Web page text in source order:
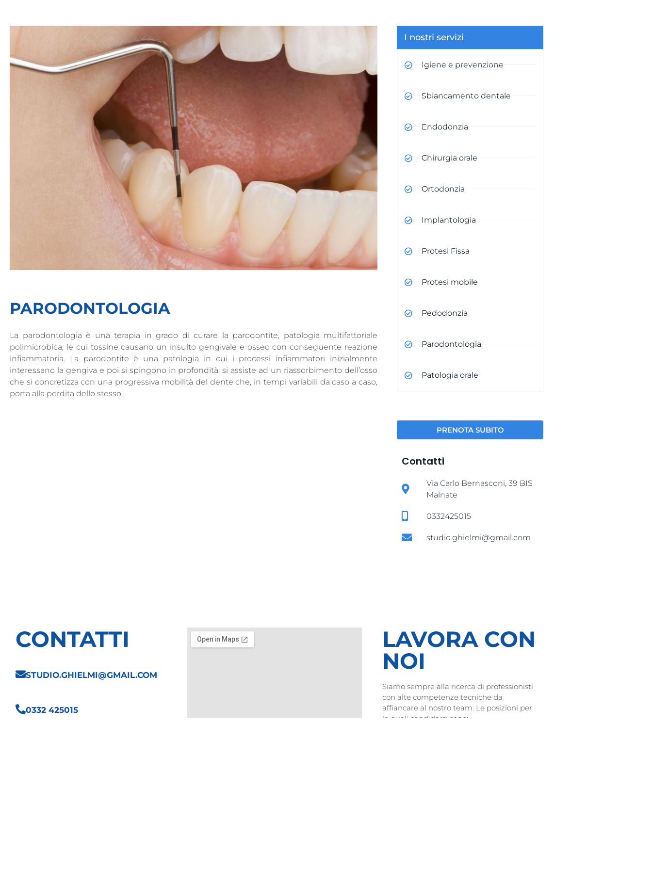
PARODONTOLOGIA
La parodontologia è una terapia in grado di curare la parodontite, patologia multifattoriale
polimicrobica, le cui tossine causano un insulto gengivale e osseo con conseguente reazione
infiammatoria. La parodontite è una patologia in cui i processi infiammatori inizialmente
interessano la gengiva e poi si spingono in profondità: si assiste ad un riassorbimento dell’osso
che si concretizza con una progressiva mobilità del dente che, in tempi variabili da caso a caso,
porta alla perdita dello stesso.
I nostri servizi
Igiene e prevenzione
Sbiancamento dentale
Endodonzia
Chirurgia orale
Ortodonzia
Implantologia
Protesi Fissa
Protesi mobile
Pedodonzia
Parodontologia
Patologia orale
PRENOTA SUBITO
Contatti
Via Carlo Bernasconi, 39 BIS
Malnate
0332425015
studio.ghielmi@gmail.com
CONTATTI
STUDIO.GHIELMI@GMAIL.COM
0332 425015
LAVORA CON
NOI
Siamo sempre alla ricerca di professionisti
con alte competenze tecniche da
affiancare al nostro team. Le posizioni per
le quali candidarsi sono: